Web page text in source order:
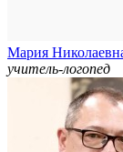
Мария
учитель-логопед